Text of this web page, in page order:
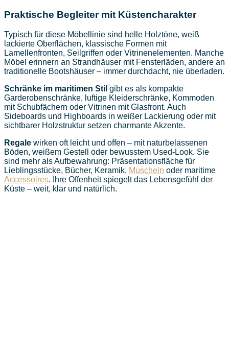
Praktische Begleiter mit Küstencharakter
Typisch für diese Möbellinie sind helle Holztöne, weiß
lackierte Oberflächen, klassische Formen mit
Lamellenfronten, Seilgriffen oder Vitrinenelementen. Manche
Möbel erinnern an Strandhäuser mit Fensterläden, andere an
traditionelle Bootshäuser – immer durchdacht, nie überladen.
Schränke im maritimen Stil gibt es als kompakte
Garderobenschränke, luftige Kleiderschränke, Kommoden
mit Schubfächern oder Vitrinen mit Glasfront. Auch
Sideboards und Highboards in weißer Lackierung oder mit
sichtbarer Holzstruktur setzen charmante Akzente.
Regale wirken oft leicht und offen – mit naturbelassenen
Böden, weißem Gestell oder bewusstem Used-Look. Sie
sind mehr als Aufbewahrung: Präsentationsfläche für
Lieblingsstücke, Bücher, Keramik, Muscheln oder maritime
Accessoires. Ihre Offenheit spiegelt das Lebensgefühl der
Küste – weit, klar und natürlich.